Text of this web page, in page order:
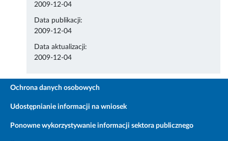
2009-12-04
Data publikacji:
2009-12-04
Data aktualizacji:
2009-12-04
Ochrona danych osobowych
Udostępnianie informacji na wniosek
Ponowne wykorzystywanie informacji sektora publicznego